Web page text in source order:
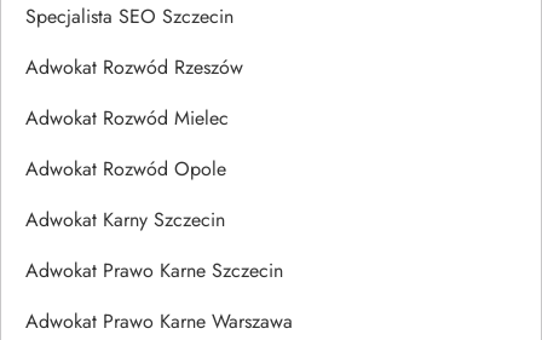
Specjalista SEO Szczecin
Adwokat Rozwód Rzeszów
Adwokat Rozwód Mielec
Adwokat Rozwód Opole
Adwokat Karny Szczecin
Adwokat Prawo Karne Szczecin
Adwokat Prawo Karne Warszawa